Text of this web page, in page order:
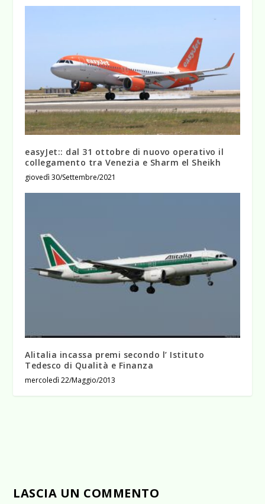
easyJet:: dal 31 ottobre di nuovo operativo il
collegamento tra Venezia e Sharm el Sheikh
giovedì 30/Settembre/2021
Alitalia incassa premi secondo l’ Istituto
Tedesco di Qualità e Finanza
mercoledì 22/Maggio/2013
LASCIA UN COMMENTO